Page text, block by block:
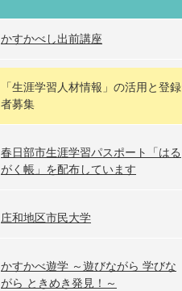
かすかべし出前講座
「生涯学習人材情報」の活用と登録
者募集
春日部市生涯学習パスポート「はる
がく帳」を配布しています
庄和地区市民大学
かすかべ遊学 ～遊びながら 学びな
がら ときめき発見！～